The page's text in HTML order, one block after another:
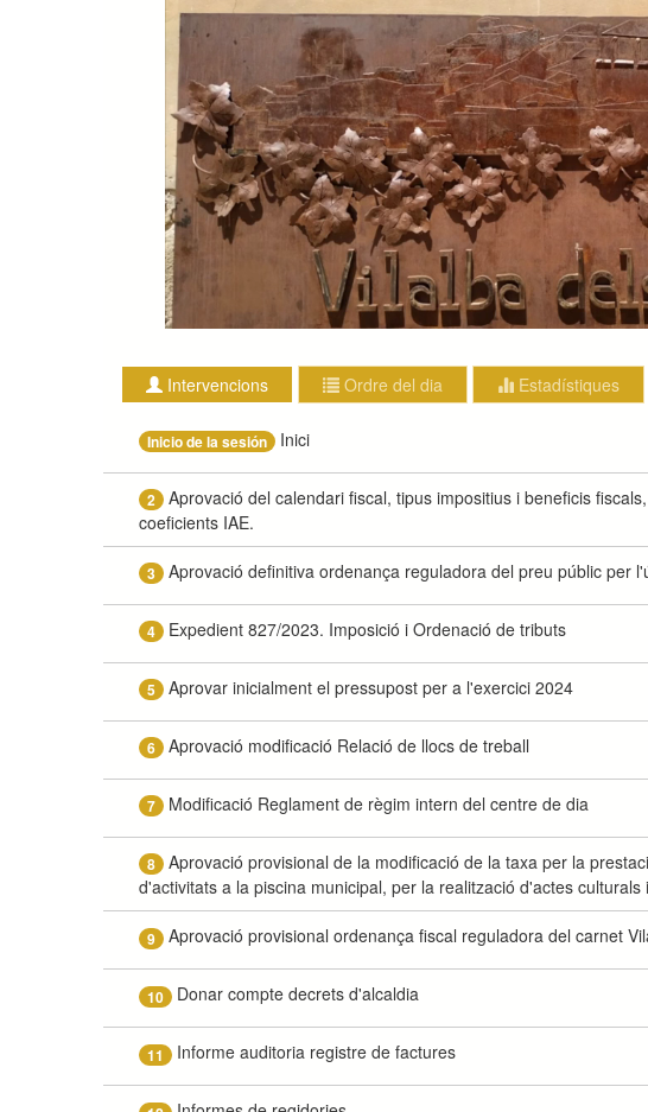
Intervencions Ordre del dia Estadístiques
Inicio de la sesión Inici
2
Aprovació del calendari fiscal, tipus impositius i beneficis
coeficients IAE.
3 Aprovació definitiva ordenança reguladora del preu públic per
4 Expedient 827/2023. Imposició i Ordenació de tributs
5 Aprovar inicialment el pressupost per a l'exercici 2024
6 Aprovació modificació Relació de llocs de treball
7 Modificació Reglament de règim intern del centre de dia
8
Aprovació provisional de la modificació de la taxa per la
d'activitats a la piscina municipal, per la realització d'actes culturals
9 Aprovació provisional ordenança fiscal reguladora del carnet
10 Donar compte decrets d'alcaldia
11 Informe auditoria registre de factures